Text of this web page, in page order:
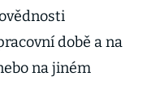
době a na
na jiném